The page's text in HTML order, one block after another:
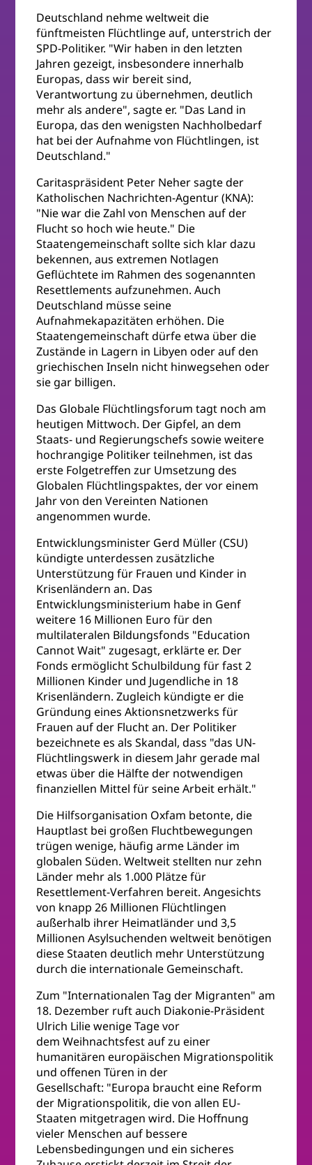
Deutschland nehme weltweit die
fünftmeisten Flüchtlinge auf, unterstrich der
SPD-Politiker. "Wir haben in den letzten
Jahren gezeigt, insbesondere innerhalb
Europas, dass wir bereit sind,
Verantwortung zu übernehmen, deutlich
mehr als andere", sagte er. "Das Land in
Europa, das den wenigsten Nachholbedarf
hat bei der Aufnahme von Flüchtlingen, ist
Deutschland."
Caritaspräsident Peter Neher sagte der
Katholischen Nachrichten-Agentur (KNA):
"Nie war die Zahl von Menschen auf der
Flucht so hoch wie heute." Die
Staatengemeinschaft sollte sich klar dazu
bekennen, aus extremen Notlagen
Geflüchtete im Rahmen des sogenannten
Resettlements aufzunehmen. Auch
Deutschland müsse seine
Aufnahmekapazitäten erhöhen. Die
Staatengemeinschaft dürfe etwa über die
Zustände in Lagern in Libyen oder auf den
griechischen Inseln nicht hinwegsehen oder
sie gar billigen.
Das Globale Flüchtlingsforum tagt noch am
heutigen Mittwoch. Der Gipfel, an dem
Staats- und Regierungschefs sowie weitere
hochrangige Politiker teilnehmen, ist das
erste Folgetreffen zur Umsetzung des
Globalen Flüchtlingspaktes, der vor einem
Jahr von den Vereinten Nationen
angenommen wurde.
Entwicklungsminister Gerd Müller (CSU)
kündigte unterdessen zusätzliche
Unterstützung für Frauen und Kinder in
Krisenländern an. Das
Entwicklungsministerium habe in Genf
weitere 16 Millionen Euro für den
multilateralen Bildungsfonds "Education
Cannot Wait" zugesagt, erklärte er. Der
Fonds ermöglicht Schulbildung für fast 2
Millionen Kinder und Jugendliche in 18
Krisenländern. Zugleich kündigte er die
Gründung eines Aktionsnetzwerks für
Frauen auf der Flucht an. Der Politiker
bezeichnete es als Skandal, dass "das UN-
Flüchtlingswerk in diesem Jahr gerade mal
etwas über die Hälfte der notwendigen
finanziellen Mittel für seine Arbeit erhält."
Die Hilfsorganisation Oxfam betonte, die
Hauptlast bei großen Fluchtbewegungen
trügen wenige, häufig arme Länder im
globalen Süden. Weltweit stellten nur zehn
Länder mehr als 1.000 Plätze für
Resettlement-Verfahren bereit. Angesichts
von knapp 26 Millionen Flüchtlingen
außerhalb ihrer Heimatländer und 3,5
Millionen Asylsuchenden weltweit benötigen
diese Staaten deutlich mehr Unterstützung
durch die internationale Gemeinschaft.
Zum "Internationalen Tag der Migranten" am
18. Dezember ruft auch Diakonie-Präsident
Ulrich Lilie wenige Tage vor
dem Weihnachtsfest auf zu einer
humanitären europäischen Migrationspolitik
und offenen Türen in der
Gesellschaft: "Europa braucht eine Reform
der Migrationspolitik, die von allen EU-
Staaten mitgetragen wird. Die Hoffnung
vieler Menschen auf bessere
Lebensbedingungen und ein sicheres